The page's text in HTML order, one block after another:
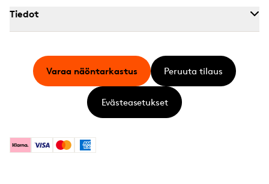
Tiedot
KlarnaVisa MastercardAmerican Express
Varaa näöntarkastus Peruuta tilaus
Evästeasetukset